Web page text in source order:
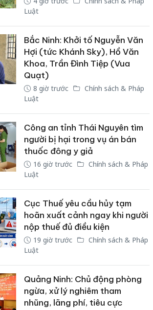
Luật
Bắc Ninh: Khởi tố Nguyễn Văn
Hợi (tức Khánh Sky), Hồ Văn
Khoa, Trần Đình Tiệp (Vua
Quạt)
8 giờ trước
Chính sách & Pháp
Luật
Công an tỉnh Thái Nguyên tìm
người bị hại trong vụ án bán
thuốc đông y giả
16 giờ trước
Chính sách & Pháp
Luật
Cục Thuế yêu cầu hủy tạm
hoãn xuất cảnh ngay khi người
nộp thuế đủ điều kiện
19 giờ trước
Chính sách & Pháp
Luật
Quảng Ninh: Chủ động phòng
ngừa, xử lý nghiêm tham
nhũng, lãng phí, tiêu cực